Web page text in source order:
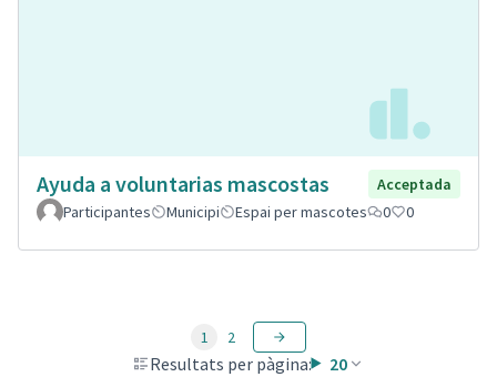
Ayuda a voluntarias mascostas
Acceptada
Participantes
Municipi Espai per mascotes 0 0
Resultats per pàgina: 20
1 2